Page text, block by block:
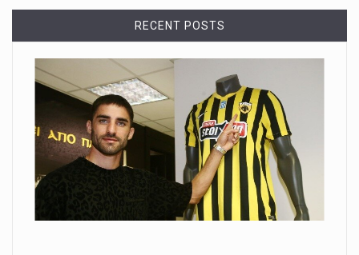
RECENT POSTS